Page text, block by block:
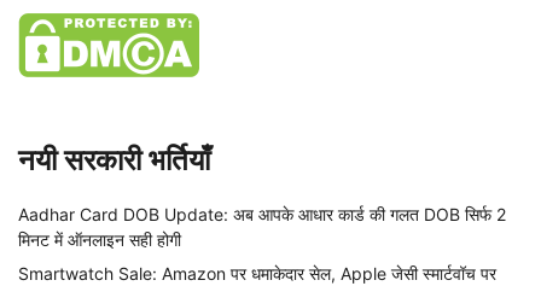
नयी सरकारी भर्तियाँ
Aadhar Card DOB Update: अब आपके आधार कार्ड की गलत DOB सिर्फ 2
मिनट में ऑनलाइन सही होगी
Smartwatch Sale: Amazon पर धमाकेदार सेल, Apple जेसी स्मार्टवॉच पर